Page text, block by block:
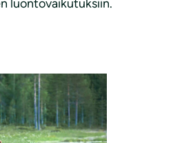
luontovaikutuksiin.